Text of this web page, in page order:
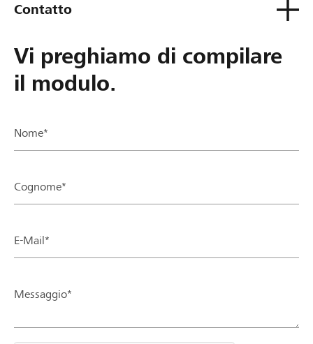
Contatto
Vi preghiamo di compilare
il modulo.
Nome*
Cognome*
E-Mail*
Messaggio*